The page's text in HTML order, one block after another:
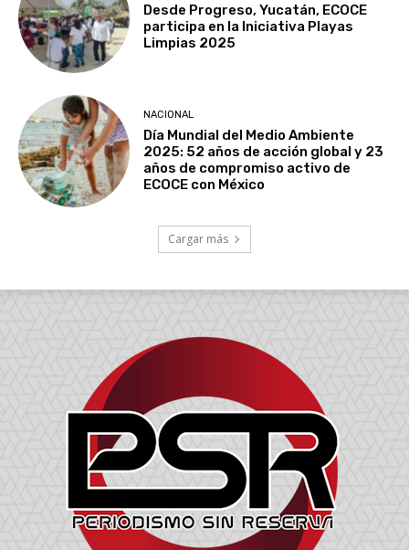
Desde Progreso, Yucatán, ECOCE
participa en la Iniciativa Playas
Limpias 2025
NACIONAL
Día Mundial del Medio Ambiente
2025: 52 años de acción global y 23
años de compromiso activo de
ECOCE con México
Cargar más